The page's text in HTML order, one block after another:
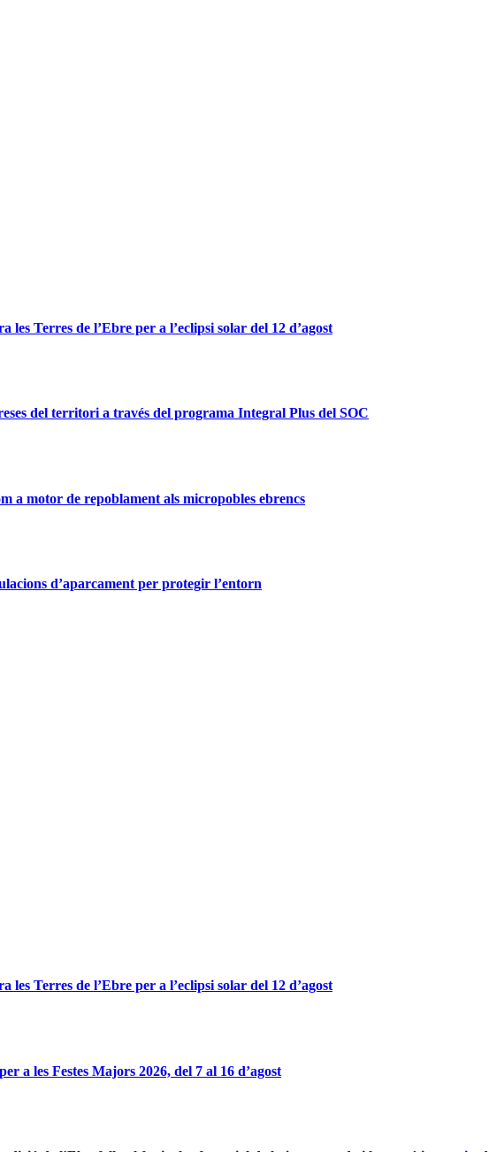
Terres de l’Ebre per a l’eclipsi solar del 12 d’agost
del territori a través del programa Integral Plus del SOC
a motor de repoblament als micropobles ebrencs
d’aparcament per protegir l’entorn
Terres de l’Ebre per a l’eclipsi solar del 12 d’agost
a les Festes Majors 2026, del 7 al 16 d’agost